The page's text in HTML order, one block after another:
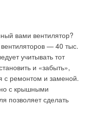
вами вентилятор?
— 40 тыс.
учитывать тот
и «забыть»,
с ремонтом и заменой.
с крышными
позволяет сделать
за 4 секунды. В
более чем с 70
отличает
взгляд, скорее в
в Европе нет
котёл с КПД выше,
котлы. Обзор рынка
котлы. Обзор рынка
и
котлы